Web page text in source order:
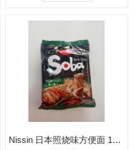
Nissin 日本照烧味方便面 110克